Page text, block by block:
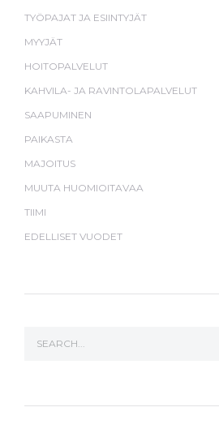
TYÖPAJAT JA ESIINTYJÄT
MYYJÄT
HOITOPALVELUT
KAHVILA- JA RAVINTOLAPALVELUT
SAAPUMINEN
PAIKASTA
MAJOITUS
MUUTA HUOMIOITAVAA
TIIMI
EDELLISET VUODET